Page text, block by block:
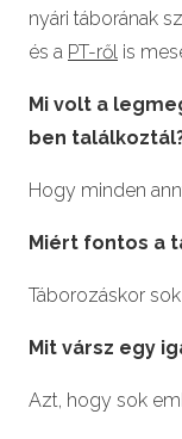
nyári táborának
és a PT-ről is
Mi volt a
ben
Hogy minden
Miért fontos a
Táborozáskor
Mit vársz egy
Azt, hogy sok